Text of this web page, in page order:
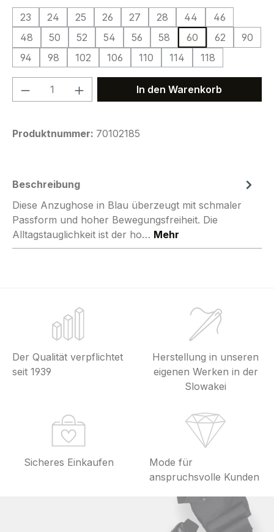
23
24 25 26 27 28 44
46
48
50 52 54 56 58 60 62
90
94
98 102 106 110 114 118
Produkt Anzahl: Gib denIn den Warenkorb
Produktnummer: 70102185
Beschreibung
Diese Anzughose in Blau überzeugt mit schmaler
Passform und hoher Bewegungsfreiheit. Die
Alltagstauglichkeit ist der ho… Mehr
Der Qualität verpflichtet
seit 1939
Herstellung in unseren
eigenen Werken in der
Slowakei
Sicheres Einkaufen
Mode für
anspruchsvolle Kunden